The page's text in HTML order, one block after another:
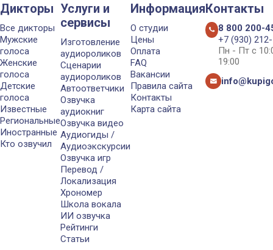
Дикторы
Все дикторы
Мужские
голоса
Женские
голоса
Детские
голоса
Известные
Региональные
Иностранные
Кто озвучил
Услуги и
сервисы
Изготовление
аудиороликов
Сценарии
аудиороликов
Автоответчики
Озвучка
аудиокниг
Озвучка видео
Аудиогиды /
Аудиоэкскурсии
Озвучка игр
Перевод /
Локализация
Хрономер
Школа вокала
ИИ озвучка
Рейтинги
Статьи
Информация
О студии
Цены
Оплата
FAQ
Вакансии
Правила сайта
Контакты
Карта сайта
Контакты
8 800 200-
+7 (930)
Пн - Пт с
19:00